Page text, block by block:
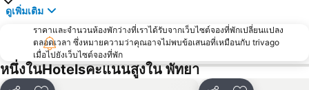
พัทยาเทเลกราฟฮิลล์
ดูเพิ่มเติม
ราคาและจำนวนห้องพักว่างที่เราได้รับจากเว็บไซต์จองที่พักเปลี่ยนแปลง
ตลอดเวลา ซึ่งหมายความว่าคุณอาจไม่พบข้อเสนอที่เหมือนกับ trivago
เมื่อไปยังเว็บไซต์จองที่พัก
หนึ่งในHotelsคะแนนสูงใน พัทยา